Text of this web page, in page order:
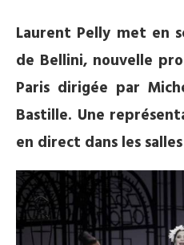
Laurent Pelly met en
de Bellini, nouvelle
Paris dirigée par
Bastille. Une
en direct dans les salles